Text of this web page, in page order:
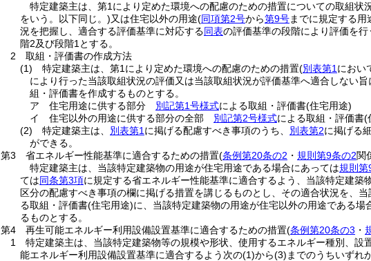
特定建築主は、第1により定めた環境への配慮のための措置についての取組状
をいう。以下同じ。)又は住宅以外の用途(同項第2号から第9号までに規定する
況を把握し、適合する評価基準に対応する同表の評価基準の段階により評価を
階2及び段階1とする。
2 取組・評価書の作成方法
(1) 特定建築主は、第1により定めた環境への配慮のための措置(別表第1 におい
により行った当該取組状況の評価又は当該取組状況が評価基準へ適合しない
組・評価書を作成するものとする。
ア 住宅用途に供する部分 別記第1号様式による取組・評価書(住宅用途)
イ 住宅以外の用途に供する部分の全部 別記第2号様式による取組・評価書(
(2) 特定建築主は、 別表第1 に掲げる配慮すべき事項のうち、 別表第2に掲げる
ができる。
第3 省エネルギー性能基準に適合するための措置(条例第20条の2 ・ 規則第9条の2関
特定建築主は、当該特定建築物の用途が住宅用途である場合にあっては規則第
ては同条第3項に規定する省エネルギー性能基準に適合するよう、当該特定建築
区分の配慮すべき事項の欄に掲げる措置を講じるものとし、その適合状況を、
る取組・評価書(住宅用途)に、当該特定建築物の用途が住宅以外の用途である場
るものとする。
第4 再生可能エネルギー利用設備設置基準に適合するための措置(条例第20条の3 ・
1 特定建築主は、当該特定建築物等の規模や形状、使用するエネルギー種別、設
能エネルギー利用設備設置基準に適合するよう次の(1)から(3) までのうちいずれ